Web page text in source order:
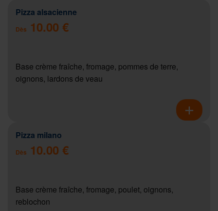
Pizza alsacienne
Dès 10.00 €
Base crème fraîche, fromage, pommes de terre,
oignons, lardons de veau
Pizza milano
Dès 10.00 €
Base crème fraîche, fromage, poulet, oignons,
reblochon